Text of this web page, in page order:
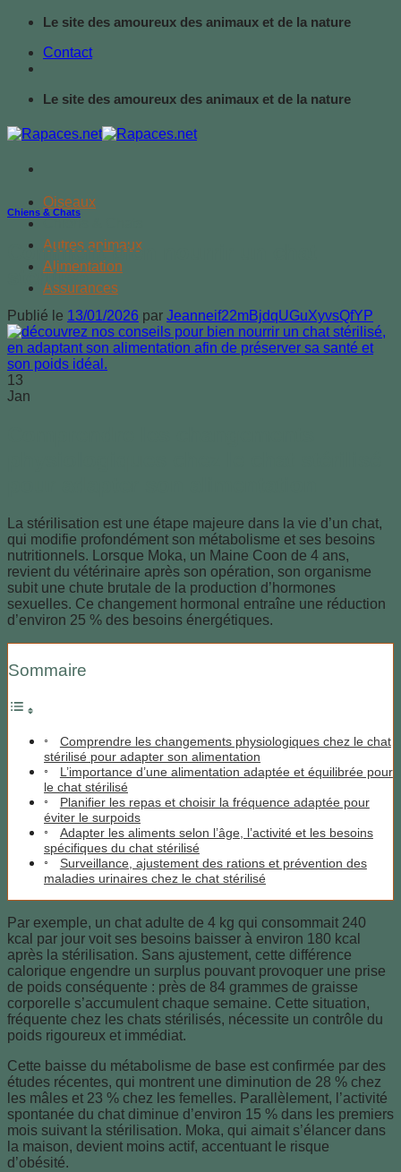
Passer
contenu
Le site des amoureux des animaux et de la nature
Contact
Le site des amoureux des animaux et de la nature
Oiseaux
Autres animaux
Alimentation
Assurances
Chiens & Chats
Comment bien nourrir un chat
stérilisé
Publié le 13/01/2026 par Jeanneif22mBjdqUGuXyvsQfYP
13
Jan
La stérilisation est une étape majeure dans la vie d’un chat,
qui modifie profondément son métabolisme et ses besoins
nutritionnels. Lorsque Moka, un Maine Coon de 4 ans,
revient du vétérinaire après son opération, son organisme
subit une chute brutale de la production d’hormones
sexuelles. Ce changement hormonal entraîne une réduction
d’environ 25 % des besoins énergétiques.
Sommaire
Comprendre les changements physiologiques chez le chat
stérilisé pour adapter son alimentation
L’importance d’une alimentation adaptée et équilibrée pour
le chat stérilisé
Planifier les repas et choisir la fréquence adaptée pour
éviter le surpoids
Adapter les aliments selon l’âge, l’activité et les besoins
spécifiques du chat stérilisé
Surveillance, ajustement des rations et prévention des
maladies urinaires chez le chat stérilisé
Par exemple, un chat adulte de 4 kg qui consommait 240
kcal par jour voit ses besoins baisser à environ 180 kcal
après la stérilisation. Sans ajustement, cette différence
calorique engendre un surplus pouvant provoquer une prise
de poids conséquente : près de 84 grammes de graisse
corporelle s’accumulent chaque semaine. Cette situation,
fréquente chez les chats stérilisés, nécessite un contrôle du
poids rigoureux et immédiat.
Cette baisse du métabolisme de base est confirmée par des
études récentes, qui montrent une diminution de 28 % chez
les mâles et 23 % chez les femelles. Parallèlement, l’activité
spontanée du chat diminue d’environ 15 % dans les premiers
mois suivant la stérilisation. Moka, qui aimait s’élancer dans
la maison, devient moins actif, accentuant le risque
d’obésité.